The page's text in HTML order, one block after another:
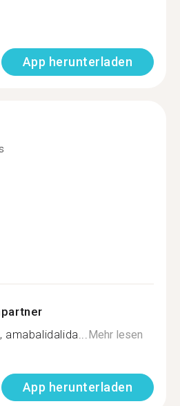
App herunterladen
amabalidalida...Mehr lesen
App herunterladen